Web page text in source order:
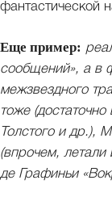
фантастической
Еще пример:
сообщений», а в
межзвездного
тоже
Толстого и др.),
(впрочем,
де Графиньи